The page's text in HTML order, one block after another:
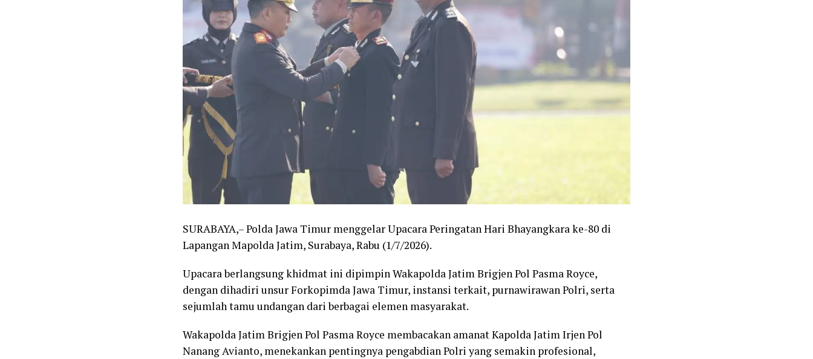
SURABAYA,– Polda Jawa Timur menggelar Upacara Peringatan Hari Bhayangkara ke-80 di
Lapangan Mapolda Jatim, Surabaya, Rabu (1/7/2026).
Upacara berlangsung khidmat ini dipimpin Wakapolda Jatim Brigjen Pol Pasma Royce,
dengan dihadiri unsur Forkopimda Jawa Timur, instansi terkait, purnawirawan Polri, serta
sejumlah tamu undangan dari berbagai elemen masyarakat.
Wakapolda Jatim Brigjen Pol Pasma Royce membacakan amanat Kapolda Jatim Irjen Pol
Nanang Avianto, menekankan pentingnya pengabdian Polri yang semakin profesional,